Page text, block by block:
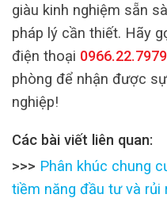
giàu kinh nghiệm sẵn
pháp lý cần thiết. Hãy
điện thoại 0966.22.7979
phòng để nhận được
nghiệp!
Các bài viết liên quan:
>>> Phân khúc chung
tiềm năng đầu tư và rủi